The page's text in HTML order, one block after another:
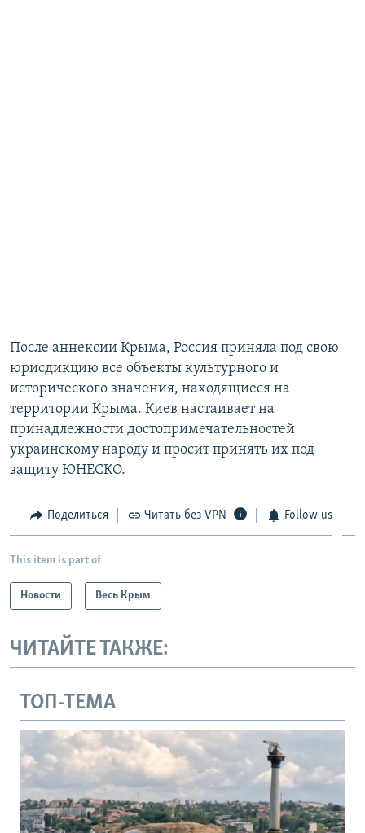
После аннексии Крыма, Россия приняла под свою
юрисдикцию все объекты культурного и
исторического значения, находящиеся на
территории Крыма. Киев настаивает на
принадлежности достопримечательностей
украинскому народу и просит принять их под
защиту ЮНЕСКО.
Поделиться Читать без VPN Follow us
This item is part of
Новости Весь Крым
ЧИТАЙТЕ ТАКЖЕ:
ТОП-ТЕМА